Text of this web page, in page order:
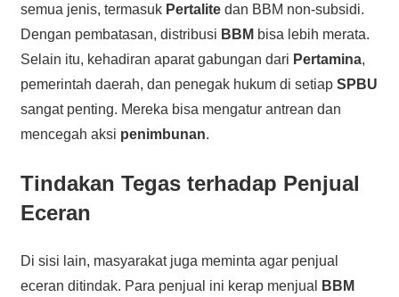
semua jenis, termasuk Pertalitedan BBM non-subsidi.
Dengan pembatasan, distribusi BBM bisa lebih merata.
Selain itu, kehadiran aparat gabungan dari Pertamina,
pemerintah daerah, dan penegak hukum di setiap SPBU
sangat penting. Mereka bisa mengatur antrean dan
mencegah aksi penimbunan.
Tindakan Tegas terhadap Penjual
Eceran
Di sisi lain, masyarakat juga meminta agar penjual
eceran ditindak. Para penjual ini kerap menjual
BBM